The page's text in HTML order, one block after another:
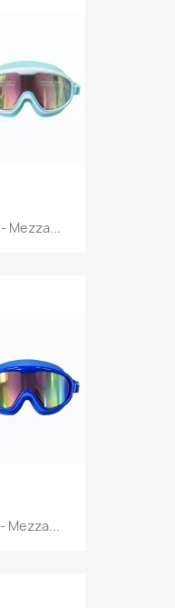
Mezza...
Mezza...